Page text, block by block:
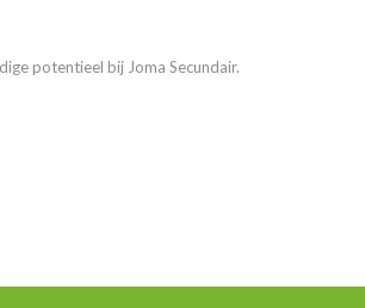
potentieel bij Joma Secundair.